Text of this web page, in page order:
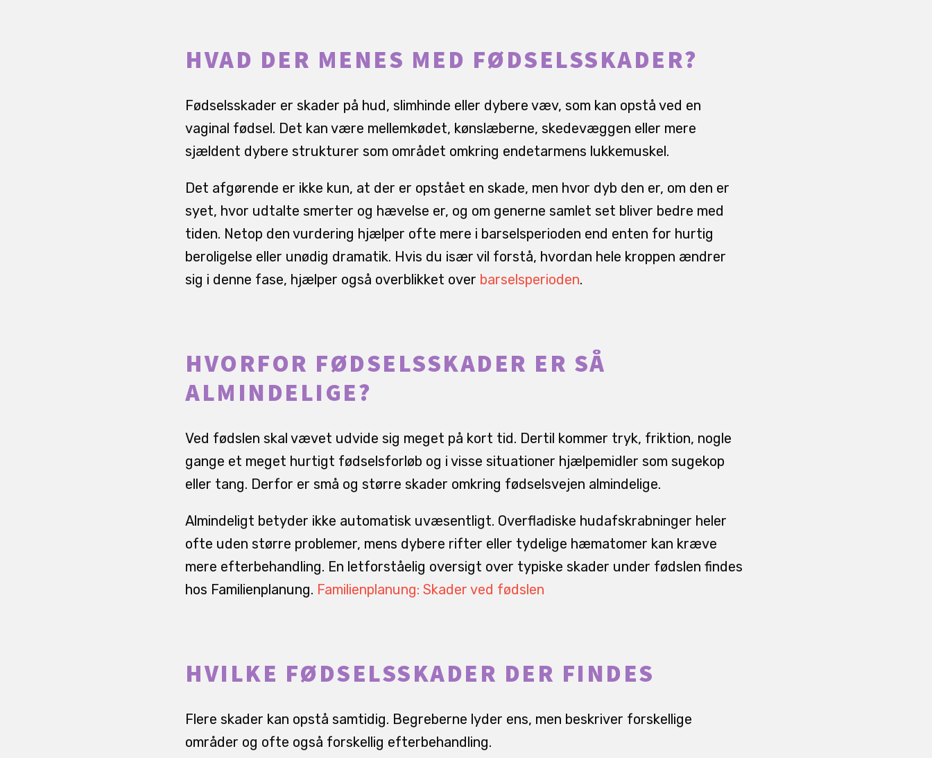
HVAD DER MENES MED FØDSELSSKADER?
Fødselsskader er skader på hud, slimhinde eller dybere væv, som kan opstå ved en
vaginal fødsel. Det kan være mellemkødet, kønslæberne, skedevæggen eller mere
sjældent dybere strukturer som området omkring endetarmens lukkemuskel.
Det afgørende er ikke kun, at der er opstået en skade, men hvor dyb den er, om den er
syet, hvor udtalte smerter og hævelse er, og om generne samlet set bliver bedre med
tiden. Netop den vurdering hjælper ofte mere i barselsperioden end enten for hurtig
beroligelse eller unødig dramatik. Hvis du især vil forstå, hvordan hele kroppen ændrer
sig i denne fase, hjælper også overblikket over barselsperioden.
HVORFOR FØDSELSSKADER ER SÅ
ALMINDELIGE?
Ved fødslen skal vævet udvide sig meget på kort tid. Dertil kommer tryk, friktion, nogle
gange et meget hurtigt fødselsforløb og i visse situationer hjælpemidler som sugekop
eller tang. Derfor er små og større skader omkring fødselsvejen almindelige.
Almindeligt betyder ikke automatisk uvæsentligt. Overfladiske hudafskrabninger heler
ofte uden større problemer, mens dybere rifter eller tydelige hæmatomer kan kræve
mere efterbehandling. En letforståelig oversigt over typiske skader under fødslen findes
hos Familienplanung. Familienplanung: Skader ved fødslen
HVILKE FØDSELSSKADER DER FINDES
Flere skader kan opstå samtidig. Begreberne lyder ens, men beskriver forskellige
områder og ofte også forskellig efterbehandling.